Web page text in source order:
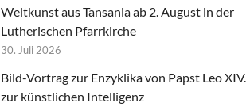
Weltkunst aus Tansania ab 2. August in der
Lutherischen Pfarrkirche
30. Juli 2026
Bild-Vortrag zur Enzyklika von Papst Leo XIV.
zur künstlichen Intelligenz